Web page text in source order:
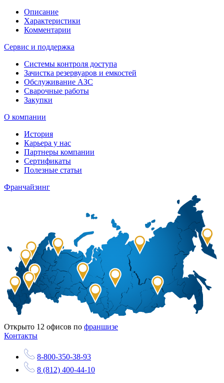
Описание
Характеристики
Комментарии
Сервис и поддержка
Системы контроля доступа
Зачистка резервуаров и емкостей
Обслуживание АЗС
Сварочные работы
Закупки
О компании
История
Карьера у нас
Партнеры компании
Сертификаты
Полезные статьи
Франчайзинг
Открыто 12 офисов по франшизе
Контакты
8-800-350-38-93
8 (812) 400-44-10